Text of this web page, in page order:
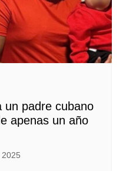
un padre cubano
apenas un año